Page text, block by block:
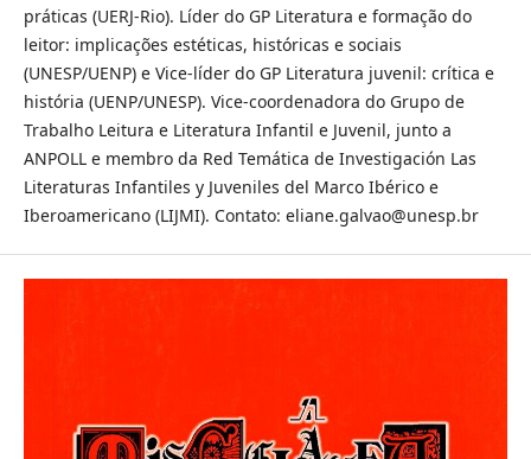
práticas (UERJ-Rio). Líder do GP Literatura e formação do
leitor: implicações estéticas, históricas e sociais
(UNESP/UENP) e Vice-líder do GP Literatura juvenil: crítica e
história (UENP/UNESP). Vice-coordenadora do Grupo de
Trabalho Leitura e Literatura Infantil e Juvenil, junto a
ANPOLL e membro da Red Temática de Investigación Las
Literaturas Infantiles y Juveniles del Marco Ibérico e
Iberoamericano (LIJMI). Contato: eliane.galvao@unesp.br